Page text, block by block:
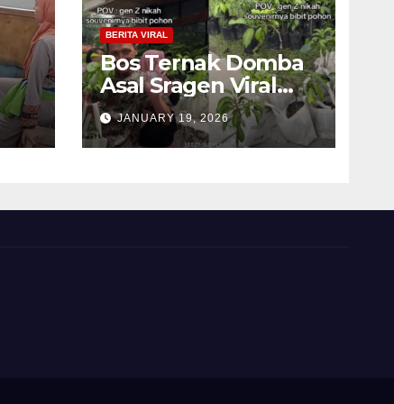
BERITA VIRAL
Bos Ternak Domba
Asal Sragen Viral
karena Beri
Souvenir Bibit
Pohon Saat Nikah
JANUARY 19, 2026